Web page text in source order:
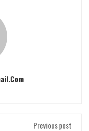
Previous post